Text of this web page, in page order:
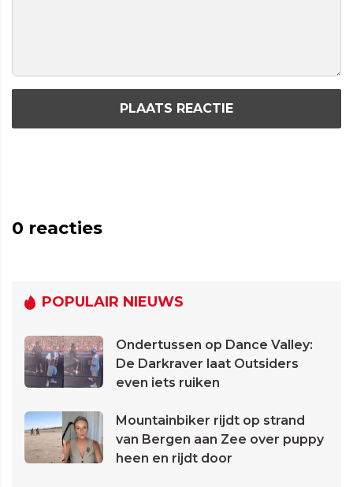
PLAATS REACTIE
0 reacties
POPULAIR NIEUWS
Ondertussen op Dance Valley:
De Darkraver laat Outsiders
even iets ruiken
Mountainbiker rijdt op strand
van Bergen aan Zee over puppy
heen en rijdt door